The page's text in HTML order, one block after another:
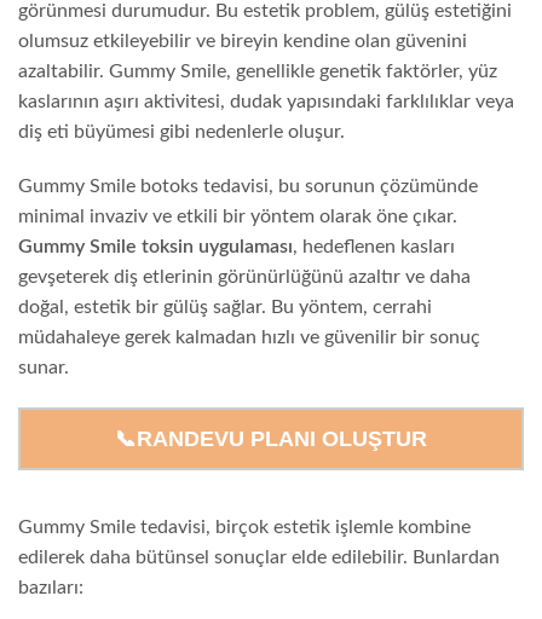
görünmesi durumudur. Bu estetik problem, gülüş estetiğini
olumsuz etkileyebilir ve bireyin kendine olan güvenini
azaltabilir. Gummy Smile, genellikle genetik faktörler, yüz
kaslarının aşırı aktivitesi, dudak yapısındaki farklılıklar veya
diş eti büyümesi gibi nedenlerle oluşur.
Gummy Smile botoks tedavisi, bu sorunun çözümünde
minimal invaziv ve etkili bir yöntem olarak öne çıkar.
Gummy Smile toksin uygulaması, hedeflenen kasları
gevşeterek diş etlerinin görünürlüğünü azaltır ve daha
doğal, estetik bir gülüş sağlar. Bu yöntem, cerrahi
müdahaleye gerek kalmadan hızlı ve güvenilir bir sonuç
sunar.
📞RANDEVU PLANI OLUŞTUR
Gummy Smile tedavisi, birçok estetik işlemle kombine
edilerek daha bütünsel sonuçlar elde edilebilir. Bunlardan
bazıları: